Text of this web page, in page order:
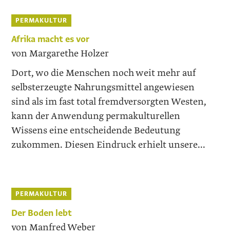
PERMAKULTUR
Afrika macht es vor
von Margarethe Holzer
Dort, wo die Menschen noch weit mehr auf
selbsterzeugte Nahrungsmittel angewiesen
sind als im fast total fremdversorgten Westen,
kann der Anwendung permakulturellen
Wissens eine entscheidende Bedeutung
zukommen. Diesen Eindruck erhielt ­unsere...
PERMAKULTUR
Der Boden lebt
von Manfred Weber